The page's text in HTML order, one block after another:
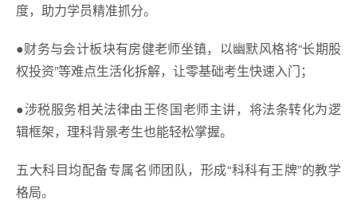
度，助力学员精准抓分。
●财务与会计板块有房健老师坐镇，以幽默风格将“长期股
权投资”等难点生活化拆解，让零基础考生快速入门；
●涉税服务相关法律由王佟国老师主讲，将法条转化为逻
辑框架，理科背景考生也能轻松掌握。
五大科目均配备专属名师团队，形成“科科有王牌”的教学
格局。